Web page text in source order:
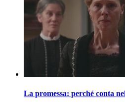
La promessa: perché conta